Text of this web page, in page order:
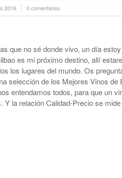
2016 0 comentarios
que no sé donde vivo, un día
es mi próximo destino, allí
los lugares del mundo. Os
selección de los Mejores Vinos
entendamos todos, para que un
Y la relación Calidad-Precio se